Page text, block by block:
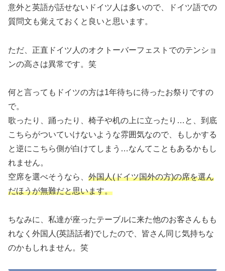
意外と英語が話せないドイツ人は多いので、ドイツ語での
質問文も覚えておくと良いと思います。
ただ、正直ドイツ人のオクトーバーフェストでのテンショ
ンの高さは異常です。笑
何と言ってもドイツの方は1年待ちに待ったお祭りですの
で。
歌ったり、踊ったり、椅子や机の上に立ったり…と、到底
こちらがついていけないような雰囲気なので、もしかする
と逆にこちら側が白けてしまう…なんてこともあるかもし
れません。
空席を選べそうなら、 外国人(ドイツ国外の方)の席を選ん
だほうが無難だと思います。
ちなみに、私達が座ったテーブルに来た他のお客さんもも
れなく外国人(英語話者)でしたので、皆さん同じ気持ちな
のかもしれません。笑